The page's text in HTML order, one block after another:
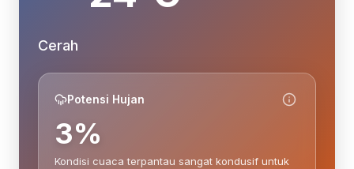
Cerah
Potensi Hujan
3%
Kondisi cuaca terpantau sangat kondusif untuk